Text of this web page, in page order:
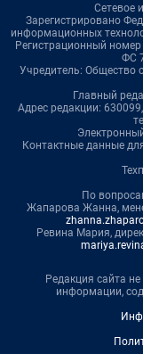
Сетевое
Зарегистрировано
информационных
Регистрационный
ФС
Учредитель: Общество
Главный
Адрес редакции:
Контактные данные
По
Жапарова Жанна,
Ревина Мария,
Редакция сайта не
информации,